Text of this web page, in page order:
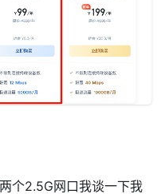
个2.5G网口我谈一下我